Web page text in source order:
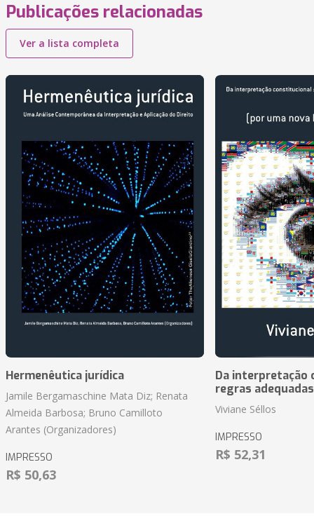
Publicações relacionadas
Ver a lista completa
Hermenêutica jurídica
Jamile Bergamaschine Mata Diz; Renata
Almeida Barbosa; Bruno Camilloto
Arantes (Organizadores)
IMPRESSO
R$ 50,63
Da interpretação
regras
Viviane Séllos
IMPRESSO
R$ 52,31